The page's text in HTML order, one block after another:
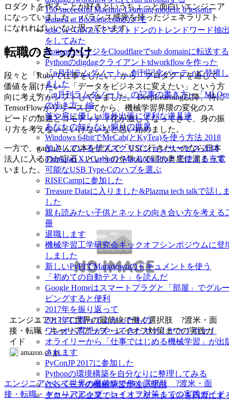
150 successful Machine Learning models: 6 lessons
learned at Booking.comのメモ
spaCyとGiNZAでマストドンのトレンドワード抽
をしてみた
NotionのページをCloudflareでsub domainに転送する
Pythonのdigdagクライアントtdworkflowを作った
『n月刊ラムダノート』創刊記念パーティに登壇し
ました
「n月刊ラムダノート」の記事の書き方～「
の歩き方」編
首や肩に優しい海外出張に便利な道具達
あなたの知らない煽りの世界
Windows 64bitでMeCab(とKyTea)を使う方法 2018
加入しているサブスクリプションサービス 2018
Thinkpad X1 CarbonとMacBook Proとで使える充電
可能なUSB Type-Cのハブを選ぶ
RISECampに参加した
Treasure Dataに入りました&Plazma tech talkで話し
した
親も読みたい子供とネットの向き合い方を考える
冊
退職します
機械学習工学研究会キックオフシンポジウムに登
しました
新しいPyPIでMarkdownのドキュメントを使う
「初めての自動テスト」を読んだ
Google Homeはスマートプラグと「部屋」でグル
ピングすると便利
2017年を振り返って
2017年に買ってよかったもの
ワンオペ育児がやってきたヤァ！ヤァ！ヤァ！
オライリーから「仕事ではじめる機械学習」が出
されます
PyConJP 2017に参加した
Pythonの環境構築を自分なりに整理してみる
OSSベースの機械学習が強い理由
グローバル企業でコミュニケーションを円滑にす
ロダクトを作ることが好きというちょっと面白いエンジニア
になっていました。 バランス感覚を持ったジェネラリスト
になれればいいなと思っています。
転職のきっかけ
段々と「Rubyで仕事をしたい」から「プロダクトを通じて
価値を届けたい」「データをビジネスに変えたい」という方
向に考え方がシフトしてきました。 DeepLearning以降、特に
TensorFlowがリリースしてから、機械学習界隈の変化のス
ピードの加速とコモディティ化が激しくなってきて、身の振
り方を考えないといけないなと思い始めました。
一方で、garyuさんの本を読んで「USに行きたいのなら日本
法人に入るのが定石」というのを学んで頭の奥底に溜まって
いました。
エンジニアとして世界の最前線で働く選択肢 ?渡米・面
接・転職・キャリアアップ・レイオフ対策までの実践ガ
イド
amazon.co.jp
エンジニアとして世界の最前線で働く選択肢 ?渡米・面
接・転職・キャリアアップ・レイオフ対策までの実践ガイド